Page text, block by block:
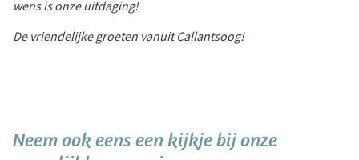
wens is onze uitdaging!
De vriendelijke groeten vanuit Callantsoog!
Neem ook eens een kijkje bij onze